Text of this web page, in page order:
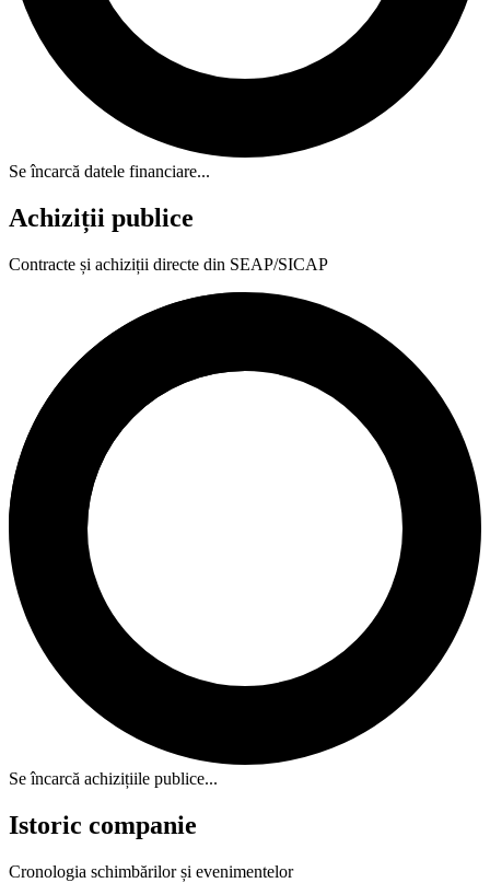
Se încarcă datele financiare...
Achiziții publice
Contracte și achiziții directe din SEAP/SICAP
Se încarcă achizițiile publice...
Istoric companie
Cronologia schimbărilor și evenimentelor